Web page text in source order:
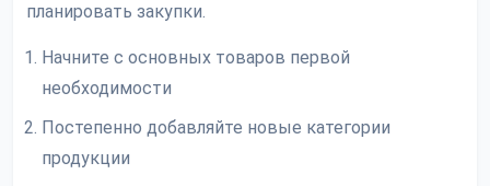
планировать закупки.
Начните с основных товаров первой
необходимости
Постепенно добавляйте новые категории
продукции